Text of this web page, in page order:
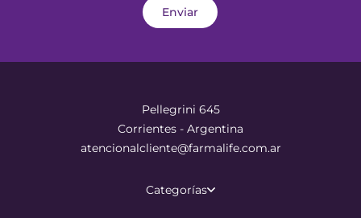
Enviar
Pellegrini 645
Corrientes - Argentina
atencionalcliente@farmalife.com.ar
Categorías